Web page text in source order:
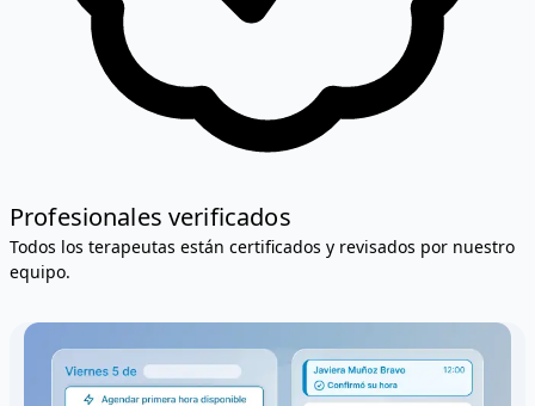
Profesionales verificados
Todos los terapeutas están certificados y revisados por nuestro
equipo.